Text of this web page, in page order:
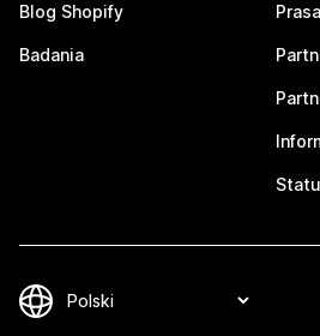
Blog Shopify
Badania